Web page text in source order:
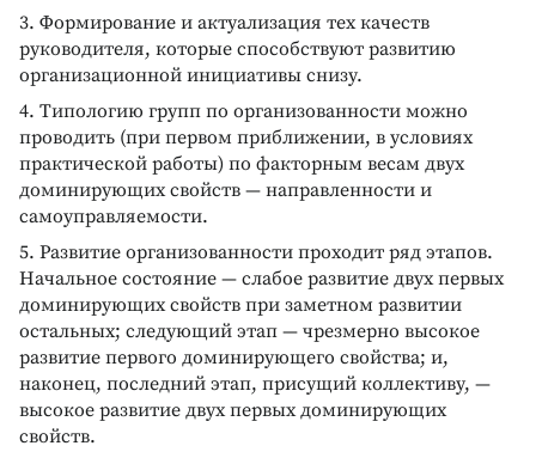
3. Формирование и актуализация тех качеств
руководителя, которые способствуют развитию
организационной инициативы снизу.
4. Типологию групп по организованности можно
проводить (при первом приближении, в условиях
практической работы) по факторным весам двух
доминирующих свойств — направленности и
самоуправляемости.
5. Развитие организованности проходит ряд этапов.
Начальное состояние — слабое развитие двух первых
доминирующих свойств при заметном развитии
остальных; следующий этап — чрезмерно высокое
развитие первого доминирующего свойства; и,
наконец, последний этап, присущий коллективу, —
высокое развитие двух первых доминирующих
свойств.